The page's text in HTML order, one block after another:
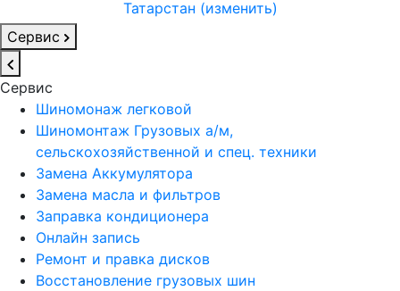
Татарстан (изменить)
Сервис
Сервис
Шиномонаж легковой
Шиномонтаж Грузовых а/м,
сельскохозяйственной и спец. техники
Замена Аккумулятора
Замена масла и фильтров
Заправка кондиционера
Онлайн запись
Ремонт и правка дисков
Восстановление грузовых шин